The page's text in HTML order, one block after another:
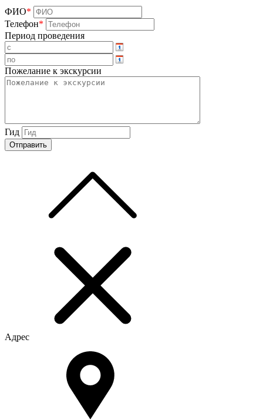
ФИО*
Телефон*
Период проведения
Пожелание к экскурсии
Гид
Адрес